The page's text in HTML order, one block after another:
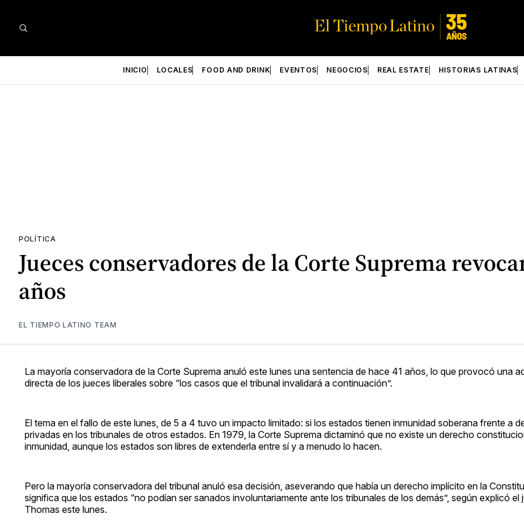
INICIO LOCALES FOOD AND DRINK EVENTOS NEGOCIOS REAL ESTATE HISTORIAS LATINAS
POLÍTICA
Jueces conservadores de la Corte Suprema
años
EL TIEMPO LATINO TEAM
La mayoría conservadora de la Corte Suprema anuló este lunes una sentencia de hace 41 años, lo que provocó una
directa de los jueces liberales sobre “los casos que el tribunal invalidará a continuación”.
El tema en el fallo de este lunes, de 5 a 4 tuvo un impacto limitado: si los estados tienen inmunidad soberana frente a
privadas en los tribunales de otros estados. En 1979, la Corte Suprema dictaminó que no existe un derecho
inmunidad, aunque los estados son libres de extenderla entre sí y a menudo lo hacen.
Pero la mayoría conservadora del tribunal anuló esa decisión, aseverando que había un derecho implícito en la
significa que los estados “no podían ser sanados involuntariamente ante los tribunales de los demás”, según explicó el
Thomas este lunes.